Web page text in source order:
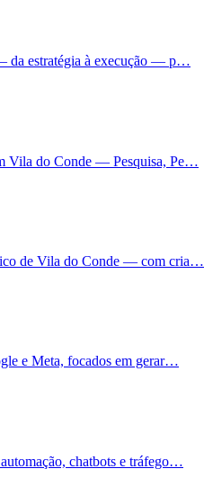
da estratégia à execução — p…
Vila do Conde — Pesquisa, Pe…
de Vila do Conde — com cria…
e Meta, focados em gerar…
chatbots e tráfego…